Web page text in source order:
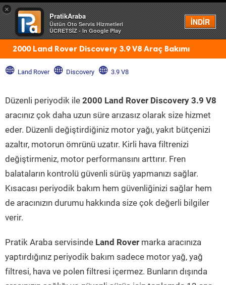
×
PratikAraba
Üstün Oto Servis Hizmetleri
ÜCRETSİZ - In Google Play
İNDİR
Menü
2000 Land Rover Discovery 3.9 V8 Araç Bakımı
Land Rover Discovery 3.9 V8
Düzenli periyodik ile 2000 Land Rover Discovery 3.9 V8
aracınız çok daha uzun süre arızasız olarak size hizmet
eder. Düzenli değiştirdiğiniz motor yağı, yakıt bütçenizi
azaltır, motorun ömrünü uzatır. Kirli hava filtrenizi
değiştirmeniz, motor performansını arttırır. Fren
balataların kontrolü güvenli sürüş yapmanızı sağlar.
Kısacası periyodik bakım hem güvenliğinizi sağlar hem
de aracınızın durumu hakkında size çok değerli bilgiler
verir.
Pratik Araba servisinde Land Rover marka aracınıza
yaptırdığınız periyodik bakım sadece motor yağ, yağ
filtresi, hava ve polen filtresi içermez. Bunların dışında